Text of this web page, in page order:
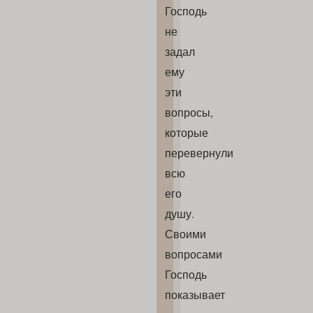
Господь
не
задал
ему
эти
вопросы,
которые
перевернули
всю
его
душу.
Своими
вопросами
Господь
показывает